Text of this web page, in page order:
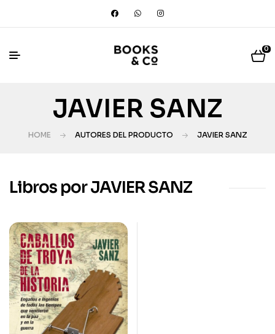
0
JAVIER SANZ
HOME AUTORES DEL PRODUCTO JAVIER SANZ
Libros por JAVIER SANZ